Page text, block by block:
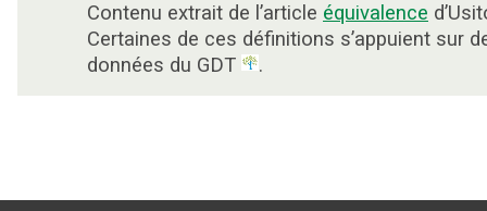
Contenu extrait de l’article équivalence
Certaines de ces définitions s’appuient sur
données du GDT
.